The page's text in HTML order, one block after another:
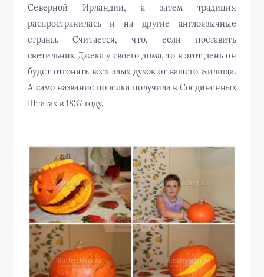
Северной Ирландии, а затем традиция
распространилась и на другие англоязычные
страны. Считается, что, если поставить
светильник Джека у своего дома, то в этот день он
будет отгонять всех злых духов от вашего жилища.
А само название поделка получила в Соединенных
Штатах в 1837 году.